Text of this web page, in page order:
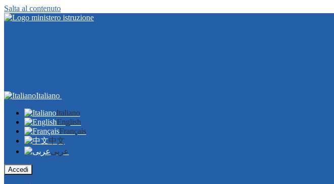
Salta al contenuto
Italiano
Italiano
English
Français
中文
عربى
Accedi